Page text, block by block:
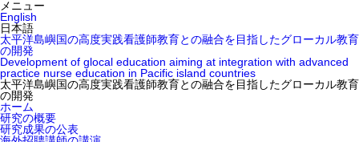
メニュー
English
日本語
太平洋島嶼国の高度実践看護師教育との融合を目指したグローカル教育
の開発
Development of glocal education aiming at integration with advanced
practice nurse education in Pacific island countries
太平洋島嶼国の高度実践看護師教育との融合を目指したグローカル教育
の開発
ホーム
研究の概要
研究成果の公表